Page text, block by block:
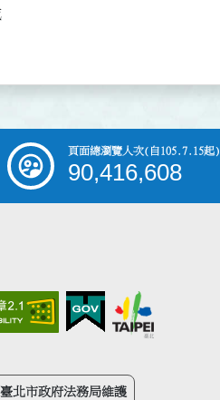
頁面總瀏覽人次(自105.7.15起)
90,416,608
北市政府法務局維護